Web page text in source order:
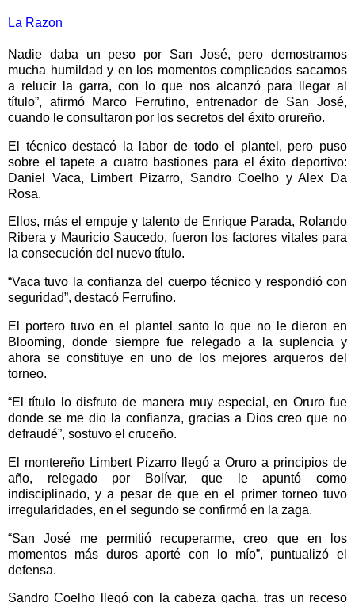
La Razon
Nadie daba un peso por San José, pero demostramos
mucha humildad y en los momentos complicados sacamos
a relucir la garra, con lo que nos alcanzó para llegar al
título”, afirmó Marco Ferrufino, entrenador de San José,
cuando le consultaron por los secretos del éxito orureño.
El técnico destacó la labor de todo el plantel, pero puso
sobre el tapete a cuatro bastiones para el éxito deportivo:
Daniel Vaca, Limbert Pizarro, Sandro Coelho y Alex Da
Rosa.
Ellos, más el empuje y talento de Enrique Parada, Rolando
Ribera y Mauricio Saucedo, fueron los factores vitales para
la consecución del nuevo título.
“Vaca tuvo la confianza del cuerpo técnico y respondió con
seguridad”, destacó Ferrufino.
El portero tuvo en el plantel santo lo que no le dieron en
Blooming, donde siempre fue relegado a la suplencia y
ahora se constituye en uno de los mejores arqueros del
torneo.
“El título lo disfruto de manera muy especial, en Oruro fue
donde se me dio la confianza, gracias a Dios creo que no
defraudé”, sostuvo el cruceño.
El montereño Limbert Pizarro llegó a Oruro a principios de
año, relegado por Bolívar, que le apuntó como
indisciplinado, y a pesar de que en el primer torneo tuvo
irregularidades, en el segundo se confirmó en la zaga.
“San José me permitió recuperarme, creo que en los
momentos más duros aporté con lo mío”, puntualizó el
defensa.
Sandro Coelho llegó con la cabeza gacha, tras un receso